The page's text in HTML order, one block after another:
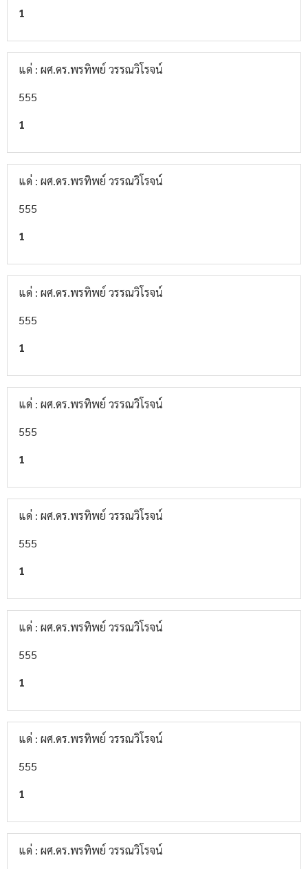
1
แด่ : ผศ.ดร.พรทิพย์ วรรณวิโรจน์
555
1
แด่ : ผศ.ดร.พรทิพย์ วรรณวิโรจน์
555
1
แด่ : ผศ.ดร.พรทิพย์ วรรณวิโรจน์
555
1
แด่ : ผศ.ดร.พรทิพย์ วรรณวิโรจน์
555
1
แด่ : ผศ.ดร.พรทิพย์ วรรณวิโรจน์
555
1
แด่ : ผศ.ดร.พรทิพย์ วรรณวิโรจน์
555
1
แด่ : ผศ.ดร.พรทิพย์ วรรณวิโรจน์
555
1
แด่ : ผศ.ดร.พรทิพย์ วรรณวิโรจน์